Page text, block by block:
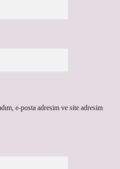
e-posta adresim ve site adresim